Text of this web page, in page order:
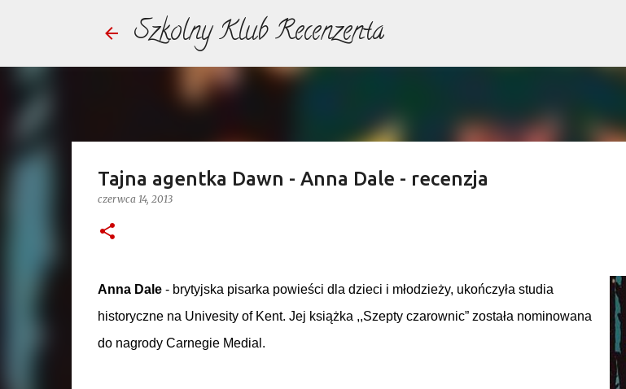
Szkolny Klub Recenzenta
Tajna agentka Dawn - Anna Dale - recenzja
czerwca 14, 2013
Anna Dale- brytyjska pisarka powieści dla dzieci i młodzieży, ukończyła studia
historyczne na Univesity of Kent. Jej książka ,,Szepty czarownic” została nominowana
do nagrody Carnegie Medial.